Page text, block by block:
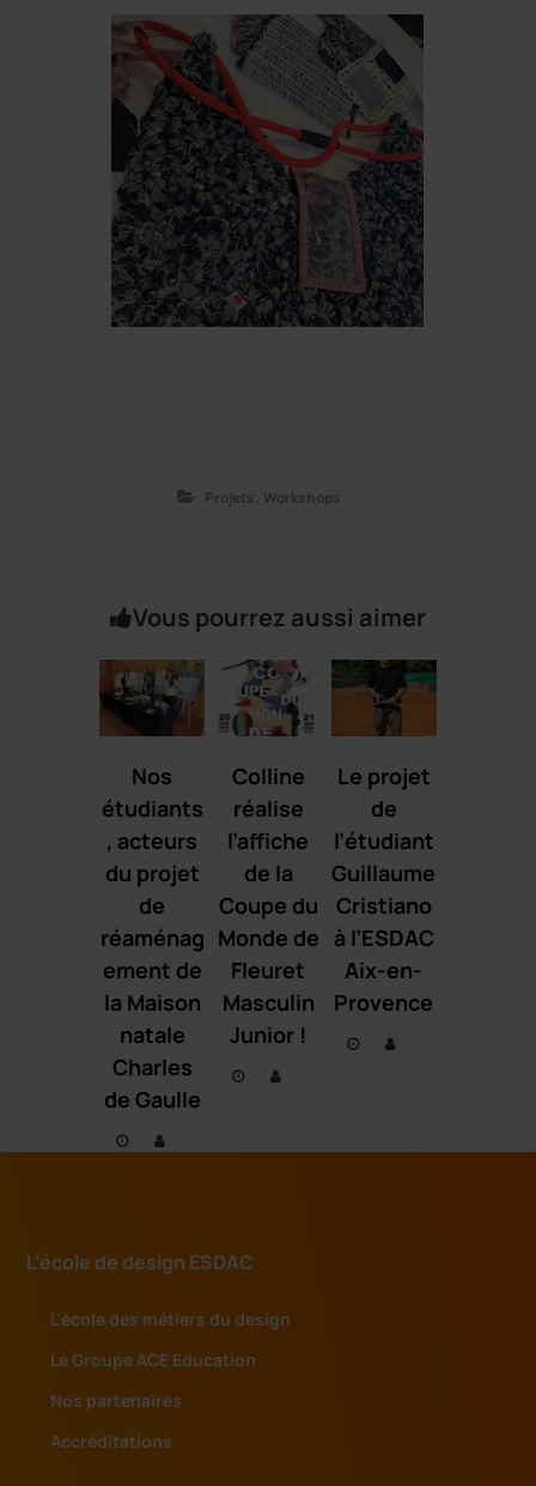
Projets, Workshops
Vous pourrez aussi aimer
Nos
étudiants
, acteurs
du projet
de
réaménag
ement de
la Maison
natale
Charles
de Gaulle
Colline
réalise
l’affiche
de la
Coupe du
Monde de
Fleuret
Masculin
Junior !
Le projet
de
l’étudiant
Guillaume
Cristiano
à l’ESDAC
Aix-en-
Provence
L'école de design ESDAC
L’école des métiers du design
Le Groupe ACE Education
Nos partenaires
Accréditations